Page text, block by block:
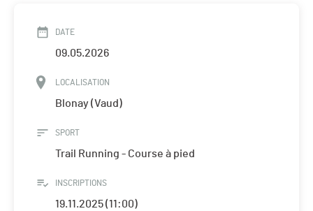
DATE
09.05.2026
LOCALISATION
Blonay (Vaud)
SPORT
Trail Running - Course à pied
INSCRIPTIONS
19.11.2025 (11:00)